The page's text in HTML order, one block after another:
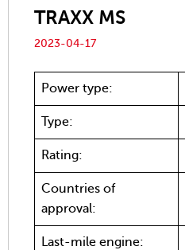
TRAXX MS
2023-04-17
Power type:
Type:
Rating:
Countries of
approval:
Last-mile engine: